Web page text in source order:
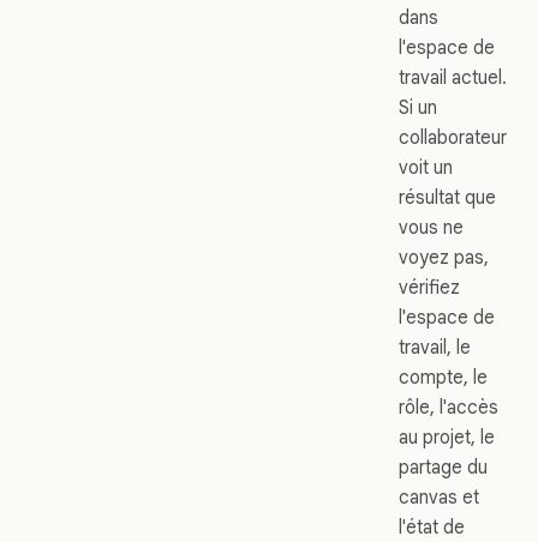
dans
l'espace de
travail actuel.
Si un
collaborateur
voit un
résultat que
vous ne
voyez pas,
vérifiez
l'espace de
travail, le
compte, le
rôle, l'accès
au projet, le
partage du
canvas et
l'état de